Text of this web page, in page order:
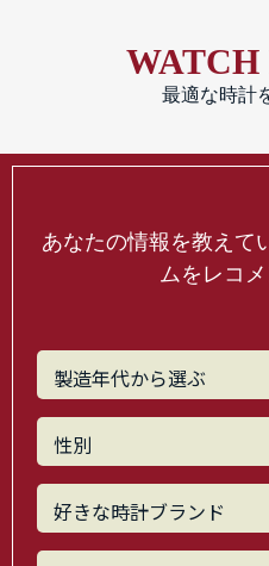
最適な時計
あなたの情報を教えて
ムをレコ